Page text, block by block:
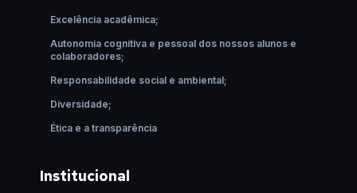
Excelência acadêmica;
Autonomia cognitiva e pessoal dos nossos alunos e
colaboradores;
Responsabilidade social e ambiental;
Diversidade;
Ética e a transparência
Institucional